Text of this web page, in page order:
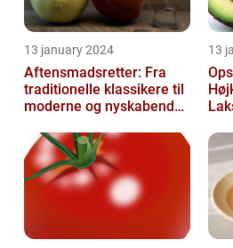
13 january 2024
Aftensmadsretter: Fra
traditionelle klassikere til
moderne og nyskabende
13